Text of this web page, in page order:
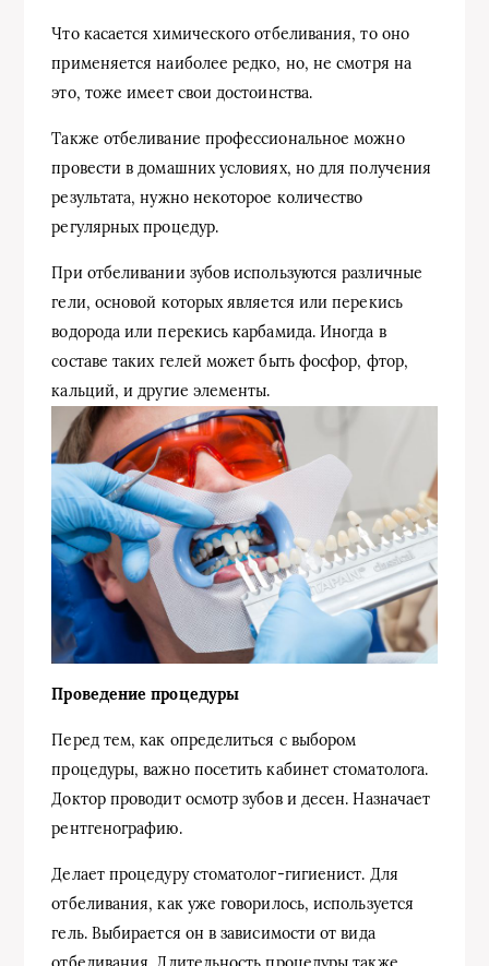
Что касается химического отбеливания, то оно
применяется наиболее редко, но, не смотря на
это, тоже имеет свои достоинства.
Также отбеливание профессиональное можно
провести в домашних условиях, но для получения
результата, нужно некоторое количество
регулярных процедур.
При отбеливании зубов используются различные
гели, основой которых является или перекись
водорода или перекись карбамида. Иногда в
составе таких гелей может быть фосфор, фтор,
кальций, и другие элементы.
Проведение процедуры
Перед тем, как определиться с выбором
процедуры, важно посетить кабинет стоматолога.
Доктор проводит осмотр зубов и десен. Назначает
рентгенографию.
Делает процедуру стоматолог-гигиенист. Для
отбеливания, как уже говорилось, используется
гель. Выбирается он в зависимости от вида